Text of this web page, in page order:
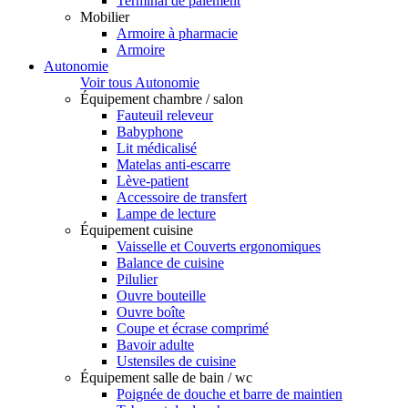
Mobilier
Armoire à pharmacie
Armoire
Autonomie
Voir tous Autonomie
Équipement chambre / salon
Fauteuil releveur
Babyphone
Lit médicalisé
Matelas anti-escarre
Lève-patient
Accessoire de transfert
Lampe de lecture
Équipement cuisine
Vaisselle et Couverts ergonomiques
Balance de cuisine
Pilulier
Ouvre bouteille
Ouvre boîte
Coupe et écrase comprimé
Bavoir adulte
Ustensiles de cuisine
Équipement salle de bain / wc
Poignée de douche et barre de maintien